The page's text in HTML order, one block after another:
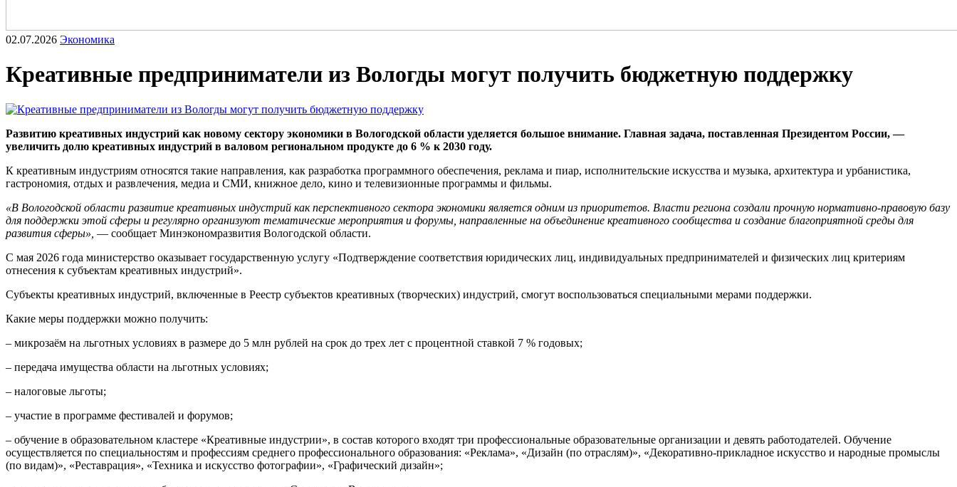
02.07.2026 Экономика
Креативные предприниматели из Вологды могут получить бюджетную поддержку
Развитию креативных индустрий как новому сектору экономики в Вологодской области уделяется большое внимание. Главная задача, поставленная Президентом России, —
увеличить долю креативных индустрий в валовом региональном продукте до 6 % к 2030 году.
К креативным индустриям относятся такие направления, как разработка программного обеспечения, реклама и пиар, исполнительские искусства и музыка, архитектура и урбанистика,
гастрономия, отдых и развлечения, медиа и СМИ, книжное дело, кино и телевизионные программы и фильмы.
«В Вологодской области развитие креативных индустрий как перспективного сектора экономики является одним из приоритетов. Власти региона создали прочную нормативно-правовую базу
для поддержки этой сферы и регулярно организуют тематические мероприятия и форумы, направленные на объединение креативного сообщества и создание благоприятной среды для
развития сферы», — сообщает Минэкономразвития Вологодской области.
С мая 2026 года министерство оказывает государственную услугу «Подтверждение соответствия юридических лиц, индивидуальных предпринимателей и физических лиц критериям
отнесения к субъектам креативных индустрий».
Субъекты креативных индустрий, включенные в Реестр субъектов креативных (творческих) индустрий, смогут воспользоваться специальными мерами поддержки.
Какие меры поддержки можно получить:
– микрозаём на льготных условиях в размере до 5 млн рублей на срок до трех лет с процентной ставкой 7 % годовых;
– передача имущества области на льготных условиях;
– налоговые льготы;
– участие в программе фестивалей и форумов;
– обучение в образовательном кластере «Креативные индустрии», в состав которого входят три профессиональные образовательные организации и девять работодателей. Обучение
осуществляется по специальностям и профессиям среднего профессионального образования: «Реклама», «Дизайн (по отраслям)», «Декоративно-прикладное искусство и народные промыслы
(по видам)», «Реставрация», «Техника и искусство фотографии», «Графический дизайн»;